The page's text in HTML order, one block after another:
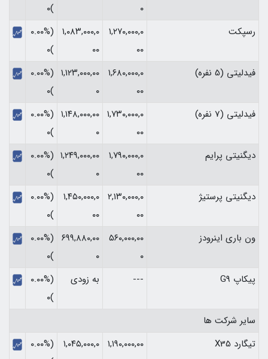
۰
)۰
رسپکت
۱,۲۷۰,۰۰۰,۰
۰۰
۱,۰۸۳,۰۰۰,۰
۰۰
(۰.۰۰%
)۰
فیدلیتی (5 نفره)
۱,۶۸۰,۰۰۰,۰
۰۰
۱,۱۲۳,۰۰۰,۰۰
۰
(۰.۰۰%
)۰
فیدلیتی (7 نفره)
۱,۷۳۰,۰۰۰,۰
۰۰
۱,۱۴۸,۰۰۰,۰۰
۰
(۰.۰۰%
)۰
دیگنیتی پرایم
۱,۷۹۰,۰۰۰,۰
۰۰
۱,۲۴۹,۰۰۰,۰۰
۰
(۰.۰۰%
)۰
دیگنیتی پرستیژ
۲,۱۳۰,۰۰۰,۰
۰۰
۱,۴۵۰,۰۰۰,۰
۰۰
(۰.۰۰%
)۰
ون باری اینرودز
۵۶۰,۰۰۰,۰۰
۰
۶۹۹,۸۸۰,۰۰
۰
(۰.۰۰%
)۰
پیکاپ G9
--- به زودی
(۰.۰۰%
)۰
سایر شرکت ها
تیگارد X35
۱,۱۹۰,۰۰۰,۰۰ ۱,۰۴۵,۰۰۰,۰
(۰.۰۰%